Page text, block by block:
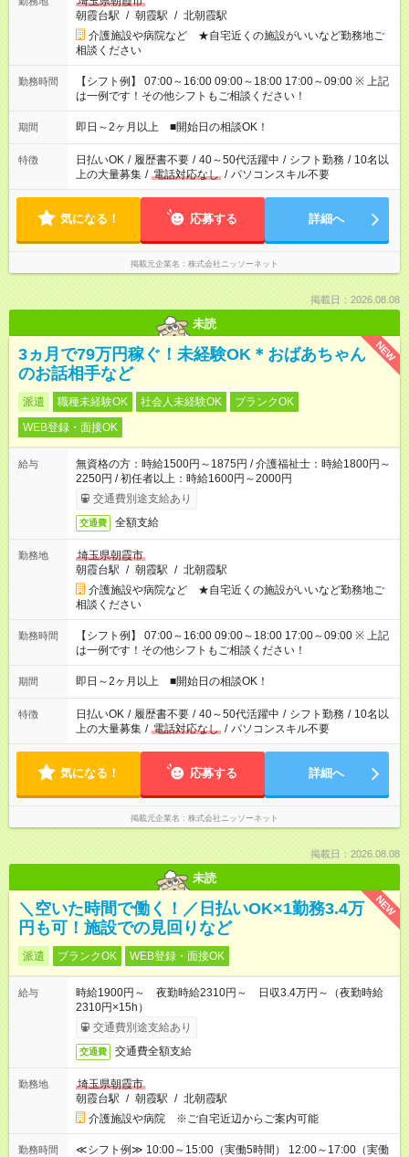
朝霞台駅 / 朝霞駅 / 北朝霞駅
介護施設や病院など ★自宅近くの施設がいいなど勤務地ご
相談ください
勤務時間
【シフト例】 07:00～16:00 09:00～18:00 17:00～09:00 ※ 上記
は一例です！その他シフトもご相談ください！
期間 即日～2ヶ月以上 ■開始日の相談OK！
特徴 日払いOK / 履歴書不要 / 40～50代活躍中 / シフト勤務 / 10名以
上の大量募集 / 電話対応なし / パソコンスキル不要
気になる！ 応募する 詳細へ
掲載元企業名 株式会社ニッソーネット
掲載日：2026.08.08
未読
NEW
3ヵ月で79万円稼ぐ！未経験OK＊おばあちゃん
のお話相手など
派遣 職種未経験OK 社会人未経験OK
ブランクOK
WEB登録・面接OK
給与
無資格の方：時給1500円～1875円 / 介護福祉士：時給1800円～
2250円 / 初任者以上：時給1600円～2000円
交通費別途支給あり
交通費 全額支給
勤務地
埼玉県朝霞市
朝霞台駅 / 朝霞駅 / 北朝霞駅
介護施設や病院など ★自宅近くの施設がいいなど勤務地ご
相談ください
勤務時間
【シフト例】 07:00～16:00 09:00～18:00 17:00～09:00 ※ 上記
は一例です！その他シフトもご相談ください！
期間 即日～2ヶ月以上 ■開始日の相談OK！
特徴 日払いOK / 履歴書不要 / 40～50代活躍中 / シフト勤務 / 10名以
上の大量募集 / 電話対応なし / パソコンスキル不要
気になる！ 応募する 詳細へ
掲載元企業名 株式会社ニッソーネット
掲載日：2026.08.08
未読
NEW
＼空いた時間で働く！／日払いOK×1勤務3.4万
円も可！施設での見回りなど
派遣 ブランクOK WEB登録・面接OK
給与
時給1900円～ 夜勤時給2310円～ 日収3.4万円～（夜勤時給
2310円×15h）
交通費別途支給あり
交通費 交通費全額支給
勤務地
埼玉県朝霞市
朝霞台駅 / 朝霞駅 / 北朝霞駅
介護施設や病院 ※ご自宅近辺からご案内可能
勤務時間
≪シフト例≫ 10:00～15:00（実働5時間） 12:00～17:00（実働